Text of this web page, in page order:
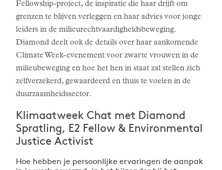
Fellowship-project, de inspiratie die haar drijft om
grenzen te blijven verleggen en haar advies voor jonge
leiders in de milieurechtvaardigheidsbeweging.
Diamond deelt ook de details over haar aankomende
Climate Week-evenement voor zwarte vrouwen in de
milieubeweging en hoe het hen in staat zal stellen zich
zelfverzekerd, gewaardeerd en thuis te voelen in de
duurzaamheidssector.
Klimaatweek Chat met Diamond
Spratling, E2 Fellow & Environmental
Justice Activist
Hoe hebben je persoonlijke ervaringen de aanpak